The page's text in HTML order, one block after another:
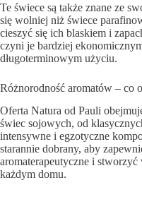
Te świece są także znane ze
się wolniej niż świece
cieszyć się ich blaskiem i
czyni je bardziej
długoterminowym użyciu.
Różnorodność aromatów – co
Oferta Natura od Pauli
świec sojowych, od
intensywne i egzotyczne
starannie dobrany, aby
aromaterapeutyczne i
każdym domu.